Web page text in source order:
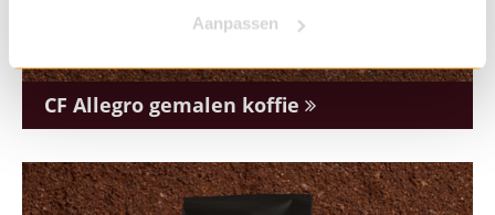
Aanpassen
CF Allegro gemalen koffie